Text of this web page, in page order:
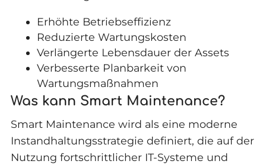
Erhöhte Betriebseffizienz
Reduzierte Wartungskosten
Verlängerte Lebensdauer der Assets
Verbesserte Planbarkeit von
Wartungsmaßnahmen
Was kann Smart Maintenance?
Smart Maintenance wird als eine moderne
Instandhaltungsstrategie definiert, die auf der
Nutzung fortschrittlicher IT-Systeme und